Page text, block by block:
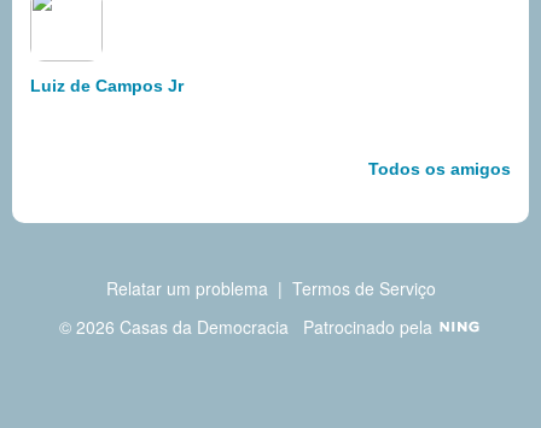
Luiz de Campos Jr
Todos os amigos
Relatar um problema| Termos de Serviço
© 2026 Casas da Democracia Patrocinado pela